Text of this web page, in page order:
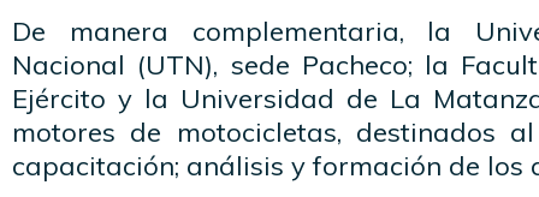
De manera complementaria, la
Nacional (UTN), sede Pacheco; la
Ejército y la Universidad de La
motores de motocicletas, destinados
capacitación; análisis y formación de los